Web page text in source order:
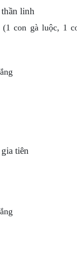
linh
(1 con gà luộc, 1
tiên